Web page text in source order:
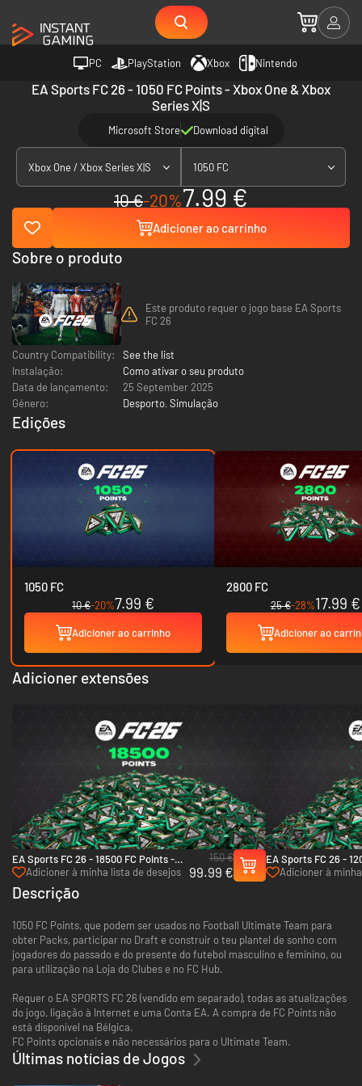
PC PlayStation Xbox Nintendo
EA Sports FC 26 - 1050 FC Points - Xbox One & Xbox
Series X|S
Microsoft Store Download digital
Xbox One / Xbox Series X|S 1050 FC
10 €-20%7.99 €
Adicioner ao carrinho
Sobre o produto
Este produto requer o jogo base EA Sports
FC 26
Country Compatibility:
See the list
Instalação:
Como ativar o seu produto
Data de lançamento:
25 September 2025
Género:
Desporto, Simulação
Edições
1050 FC
10 €-20%7.99 €
Adicioner ao carrinho
2800 FC
25 €-28%17.99 €
Adicioner ao
Adicioner extensões
EA Sports FC 26 - 18500 FC Points -
Xbox One & Xbox Series X|S
Adicioner à minha lista de desejos
150 €
99.99 €
EA Sports FC 26 -
Xbox One & Xbox
Adicioner à
Descrição
1050 FC Points, que podem ser usados no Football Ultimate Team para
obter Packs, participar no Draft e construir o teu plantel de sonho com
jogadores do passado e do presente do futebol masculino e feminino, ou
para utilização na Loja do Clubes e no FC Hub.
Requer o EA SPORTS FC 26 (vendido em separado), todas as atualizações
do jogo, ligação à Internet e uma Conta EA. A compra de FC Points não
está disponível na Bélgica.
FC Points opcionais e não necessários para o Ultimate Team.
Últimas notícias de Jogos